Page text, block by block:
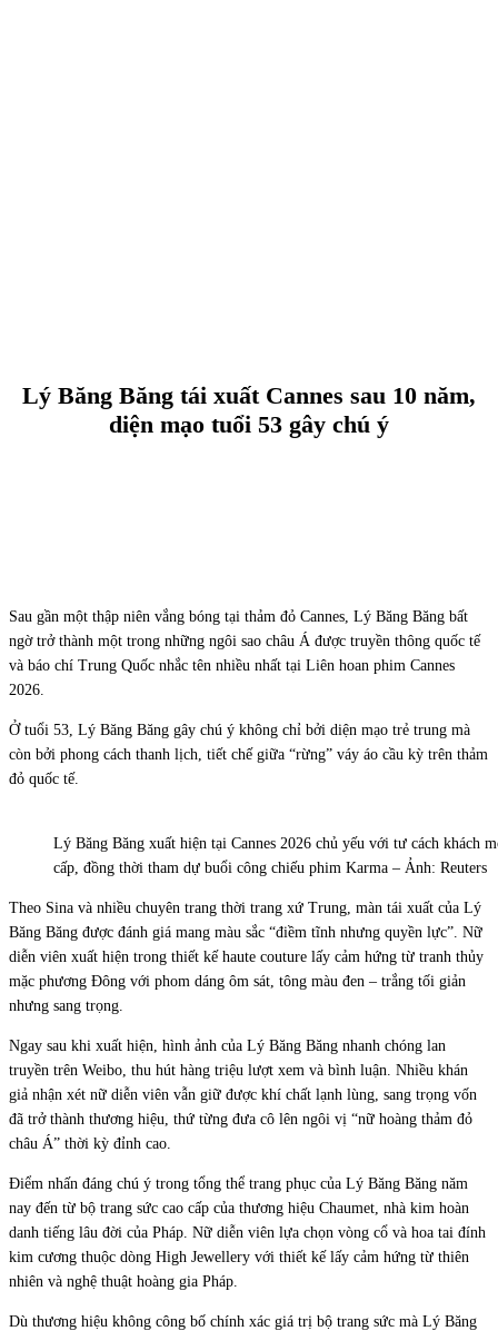
Lý Băng Băng tái xuất Cannes sau 10 năm,
diện mạo tuổi 53 gây chú ý
Sau gần một thập niên vắng bóng tại thảm đỏ Cannes, Lý Băng Băng bất
ngờ trở thành một trong những ngôi sao châu Á được truyền thông quốc tế
và báo chí Trung Quốc nhắc tên nhiều nhất tại Liên hoan phim Cannes
2026.
Ở tuổi 53, Lý Băng Băng gây chú ý không chỉ bởi diện mạo trẻ trung mà
còn bởi phong cách thanh lịch, tiết chế giữa “rừng” váy áo cầu kỳ trên thảm
đỏ quốc tế.
Lý Băng Băng xuất hiện tại Cannes 2026 chủ yếu với tư cách khách
cấp, đồng thời tham dự buổi công chiếu phim Karma – Ảnh: Reuters
Theo Sina và nhiều chuyên trang thời trang xứ Trung, màn tái xuất của Lý
Băng Băng được đánh giá mang màu sắc “điềm tĩnh nhưng quyền lực”. Nữ
diễn viên xuất hiện trong thiết kế haute couture lấy cảm hứng từ tranh thủy
mặc phương Đông với phom dáng ôm sát, tông màu đen – trắng tối giản
nhưng sang trọng.
Ngay sau khi xuất hiện, hình ảnh của Lý Băng Băng nhanh chóng lan
truyền trên Weibo, thu hút hàng triệu lượt xem và bình luận. Nhiều khán
giả nhận xét nữ diễn viên vẫn giữ được khí chất lạnh lùng, sang trọng vốn
đã trở thành thương hiệu, thứ từng đưa cô lên ngôi vị “nữ hoàng thảm đỏ
châu Á” thời kỳ đỉnh cao.
Điểm nhấn đáng chú ý trong tổng thể trang phục của Lý Băng Băng năm
nay đến từ bộ trang sức cao cấp của thương hiệu Chaumet, nhà kim hoàn
danh tiếng lâu đời của Pháp. Nữ diễn viên lựa chọn vòng cổ và hoa tai đính
kim cương thuộc dòng High Jewellery với thiết kế lấy cảm hứng từ thiên
nhiên và nghệ thuật hoàng gia Pháp.
Dù thương hiệu không công bố chính xác giá trị bộ trang sức mà Lý Băng